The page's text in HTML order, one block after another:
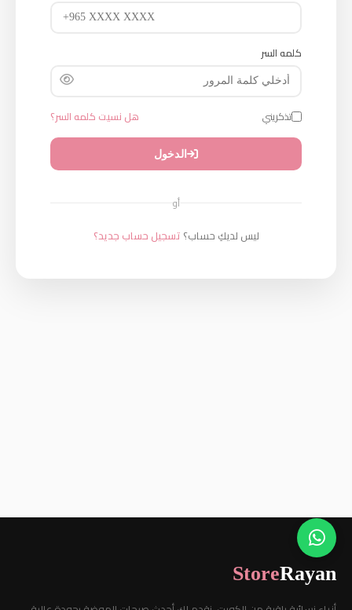
كلمه السر
تذكريني هل نسيت كلمه السر؟
الدخول
أو
ليس لديكِ حساب؟ تسجيل حساب جديد؟
Rayan
Store